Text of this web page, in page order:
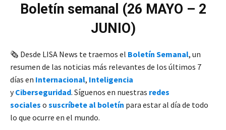
Boletín semanal (26 MAYO – 2
JUNIO)
🗞️ Desde LISA News te traemos el Boletín Semanal, un
resumen de las noticias más relevantes de los últimos 7
días en Internacional, Inteligencia
yCiberseguridad. Síguenos en nuestras redes
sociales o suscríbete al boletín para estar al día de todo
lo que ocurre en el mundo.